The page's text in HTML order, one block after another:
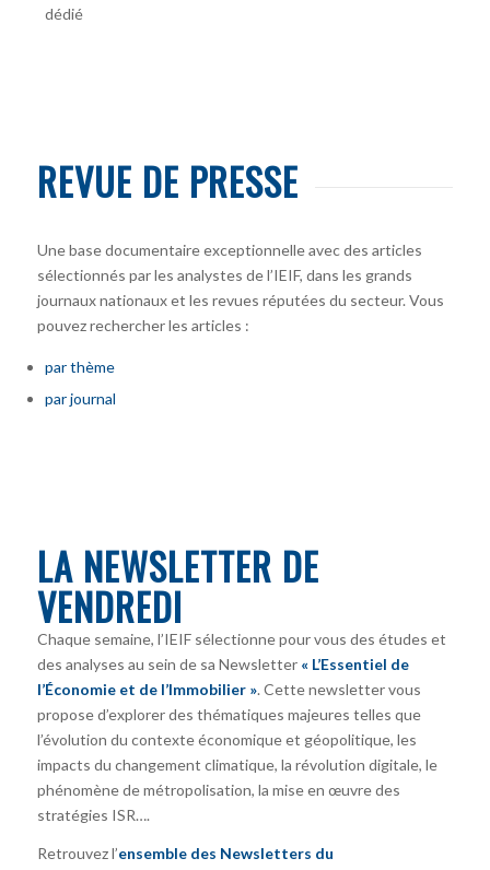
dédié
REVUE DE PRESSE
Une base documentaire exceptionnelle avec des articles
sélectionnés par les analystes de l’IEIF, dans les grands
journaux nationaux et les revues réputées du secteur. Vous
pouvez rechercher les articles :
par thème
par journal
LA NEWSLETTER DE
VENDREDI
Chaque semaine, l’IEIF sélectionne pour vous des études et
des analyses au sein de sa Newsletter « L’Essentiel de
l’Économie et de l’Immobilier ». Cette newsletter vous
propose d’explorer des thématiques majeures telles que
l’évolution du contexte économique et géopolitique, les
impacts du changement climatique, la révolution digitale, le
phénomène de métropolisation, la mise en œuvre des
stratégies ISR….
Retrouvez l’ensemble des Newsletters du